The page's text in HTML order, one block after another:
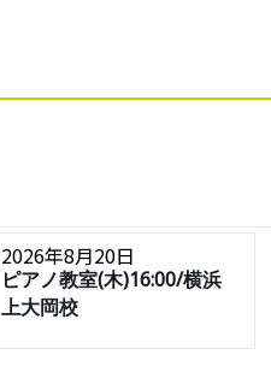
2026年8月20日
ピアノ教室(木)16:00/横浜
上大岡校